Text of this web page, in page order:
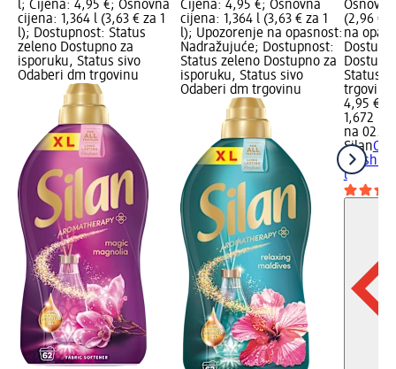
l; Cijena: 4,95 €; Osnovna
cijena: 1,364 l (3,63 € za 1
l); Dostupnost: Status
zeleno Dostupno za
isporuku, Status sivo
Odaberi dm trgovinu
Cijena: 4,95 €; Osnovna
cijena: 1,364 l (3,63 € za 1
l); Upozorenje na opasnost:
Nadražujuće; Dostupnost:
Status zeleno Dostupno za
isporuku, Status sivo
Odaberi dm trgovinu
(2,96 €
na
Status
trgovinu
4,95 €
1,672 l
na
Silan
Fresh
l